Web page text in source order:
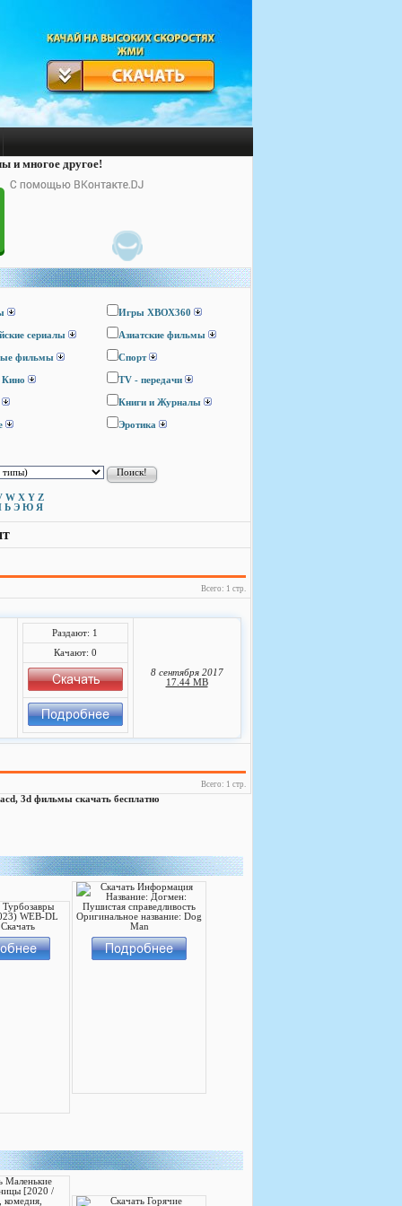
и многое другое!
Игры ХВОХ360
сериалы Азиатские фильмы
фильмы Спорт
TV - передачи
Книги и Журналы
Эротика
W X Y Z
Ь Э Ю Я
Всего: 1 стр.
Раздают: 1
Качают: 0
8 сентября 2017
17.44 MB
Всего: 1 стр.
3d фильмы скачать бесплатно